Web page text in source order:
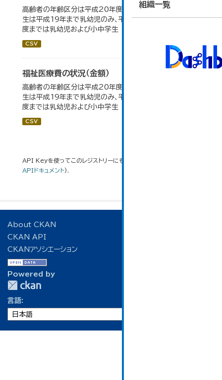
組織一覧
高齢者の年齢区分は平成20年度から変更 乳幼児・小中高
生は平成19年まで乳幼児のみ、平成20年度から令和元年
度までは乳幼児および小中学生
CSV
福祉医療費の状況（金額）
高齢者の年齢区分は平成20年度から変更 乳幼児・小中高
生は平成19年まで乳幼児のみ、平成20年度から令和元年
度までは乳幼児および小中学生
CSV
API Keyを使ってこのレジストリーにもアクセス可能です
APIドキュメント).
About CKAN
CKAN API
CKANアソシエーション
Powered by
言語